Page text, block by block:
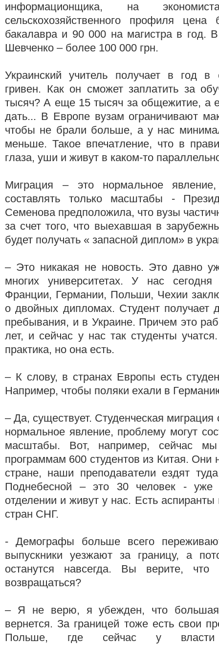
информационщика, на
сельскохозяйственного профиля
бакалавра и 90 000 на магистра в год.
Шевченко – более 100 000 грн.
Украинский учитель получает в год
гривен. Как он сможет заплатить за
тысяч? А еще 15 тысяч за общежитие, а
дать... В Европе вузам ограничивают
чтобы не брали больше, а у нас
меньше. Такое впечатление, что в
глаза, уши и живут в каком-то
Миграция – это нормальное
составлять только масштабы -
Семенова предположила, что вузы
за счет того, что выехавшая в
будет получать « запасной диплом» в
– Это никакая не новость. Это давно
многих университетах. У нас
Франции, Германии, Польши, Чехии
о двойных дипломах. Студент получает
пребывания, и в Украине. Причем это
лет, и сейчас у нас так студенты
практика, но она есть.
– К слову, в странах Европы есть
Например, чтобы поляки ехали в
– Да, существует. Студенческая миграция
нормальное явление, проблему могут
масштабы. Вот, например, сейчас
программам 600 студентов из Китая. Они
стране, наши преподаватели ездят
Поднебесной – это 30 человек - уже
отделении и живут у нас. Есть
стран СНГ.
- Демографы больше всего
выпускники уезжают за границу, а
останутся навсегда. Вы верите, что
возвращаться?
– Я не верю, я убежден, что большая
вернется. За границей тоже есть свои
Польше, где сейчас у